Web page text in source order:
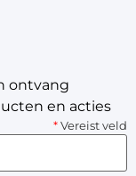
ontvang
en acties
* Vereist veld